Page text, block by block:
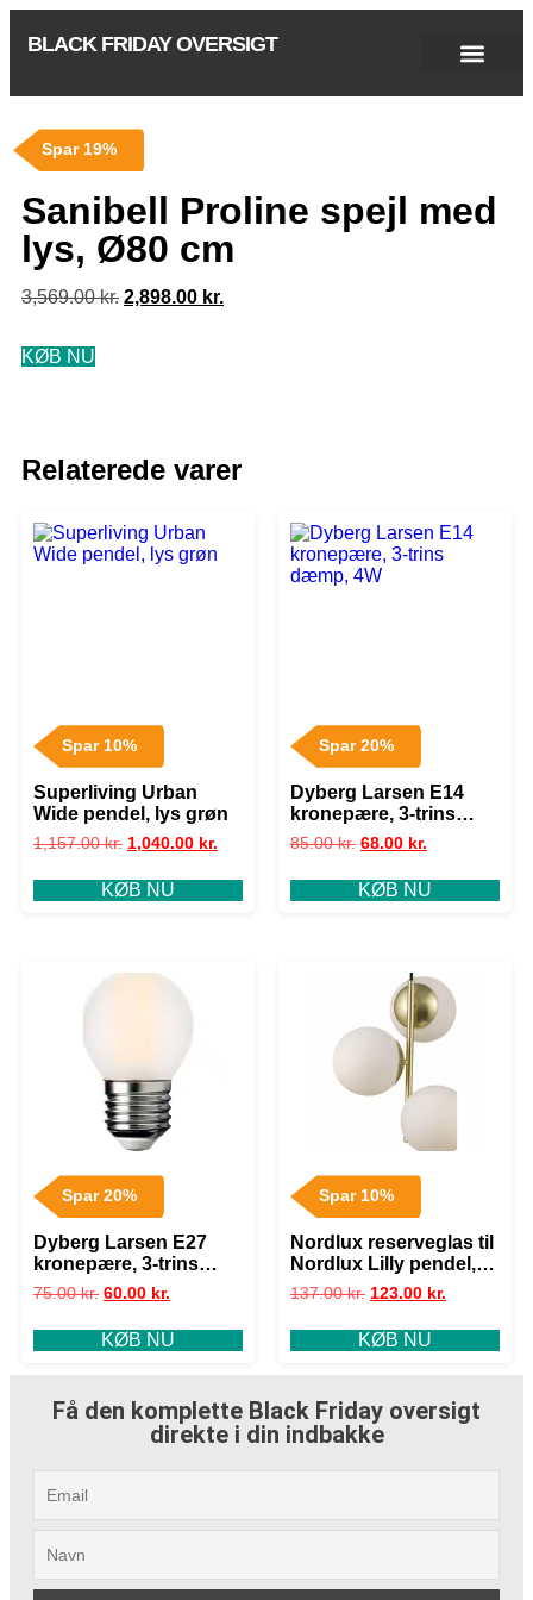
BLACK FRIDAY OVERSIGT
Spar 19%
Sanibell Proline spejl med
lys, Ø80 cm
3,569.00kr. 2,898.00 kr.
KØB NU
Relaterede varer
Spar 10%
Superliving Urban
Wide pendel, lys grøn
1,157.00kr. 1,040.00 kr.
KØB NU
Spar 20%
Dyberg Larsen E14
kronepære, 3-trins
dæmp, 4W
85.00kr. 68.00 kr.
KØB NU
Spar 20%
Dyberg Larsen E27
kronepære, 3-trins
dæmp, 5W
75.00kr. 60.00 kr.
KØB NU
Spar 10%
Nordlux reserveglas til
Nordlux Lilly pendel,
bord og gulvlampe
137.00kr. 123.00 kr.
KØB NU
Få den komplette Black Friday oversigt
direkte i din indbakke